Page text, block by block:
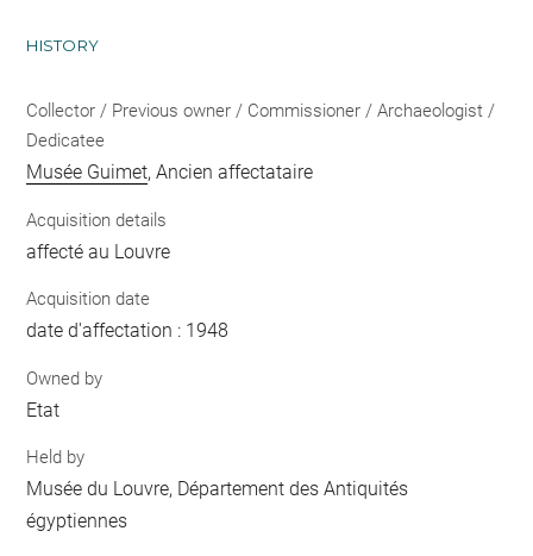
HISTORY
Collector / Previous owner / Commissioner / Archaeologist /
Dedicatee
Musée Guimet, Ancien affectataire
Acquisition details
affecté au Louvre
Acquisition date
date d'affectation : 1948
Owned by
Etat
Held by
Musée du Louvre, Département des Antiquités
égyptiennes